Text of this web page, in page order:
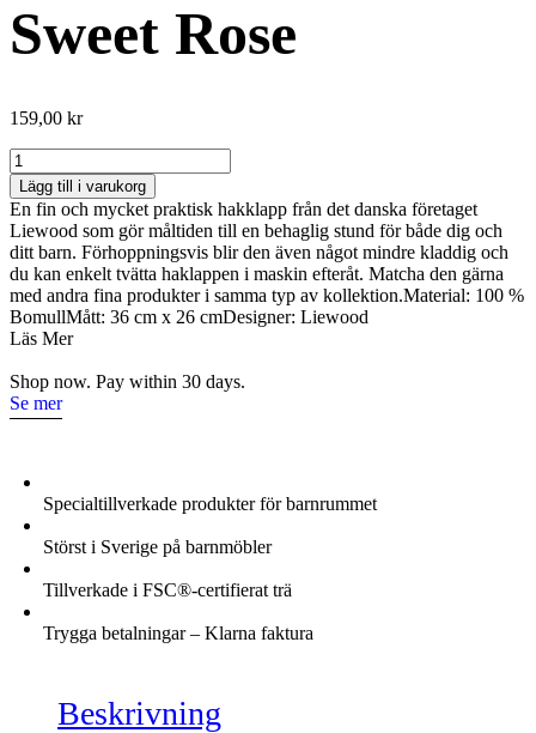
Sweet Rose
159,00 kr
Liewood
haklapp
Theo
Terry
Cat
Sweet
Rose
mängd
Lägg till i varukorg
En fin och mycket praktisk hakklapp från det danska företaget
Liewood som gör måltiden till en behaglig stund för både dig och
ditt barn. Förhoppningsvis blir den även något mindre kladdig och
du kan enkelt tvätta haklappen i maskin efteråt. Matcha den gärna
med andra fina produkter i samma typ av kollektion.Material: 100 %
BomullMått: 36 cm x 26 cmDesigner: Liewood
Läs Mer
Shop now. Pay within 30 days.
Se mer
Specialtillverkade produkter för barnrummet
Störst i Sverige på barnmöbler
Tillverkade i FSC®-certifierat trä
Trygga betalningar – Klarna faktura
Beskrivning